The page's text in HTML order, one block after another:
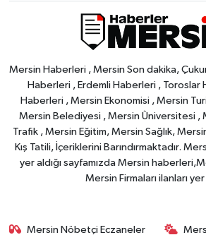
Mersin Haberleri , Mersin Son dakika,
Haberleri , Erdemli Haberleri , Toroslar
Haberleri , Mersin Ekonomisi , Mersin
Mersin Belediyesi , Mersin Üniversitesi ,
Trafik , Mersin Eğitim, Mersin Sağlık,
Kış Tatili, İçeriklerini Barındırmaktadır.
yer aldığı sayfamızda Mersin
Mersin Firmaları ilanları yer
Mersin Nöbetçi Eczaneler